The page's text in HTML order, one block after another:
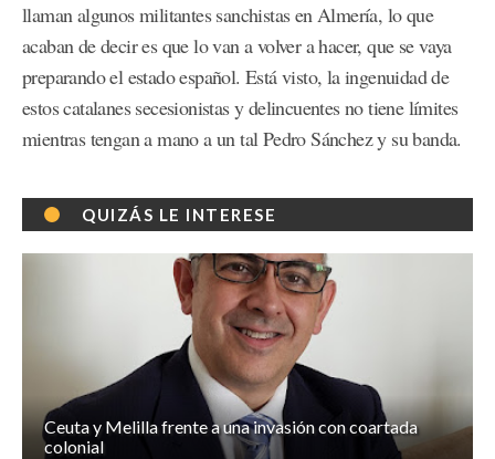
llaman algunos militantes sanchistas en Almería, lo que
acaban de decir es que lo van a volver a hacer, que se vaya
preparando el estado español. Está visto, la ingenuidad de
estos catalanes secesionistas y delincuentes no tiene límites
mientras tengan a mano a un tal Pedro Sánchez y su banda.
QUIZÁS LE INTERESE
Ceuta y Melilla frente a una invasión con coartada
colonial